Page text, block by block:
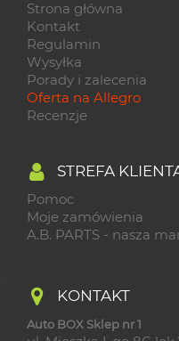
Strona główna
Kontakt
Regulamin
Wysyłka
Porady i zalecenia
Oferta na Allegro
Recenzje
STREFA
Pomoc
Moje zamówienia
A.B. PARTS - nasza
KONTAKT
Auto BOX Sklep nr 1